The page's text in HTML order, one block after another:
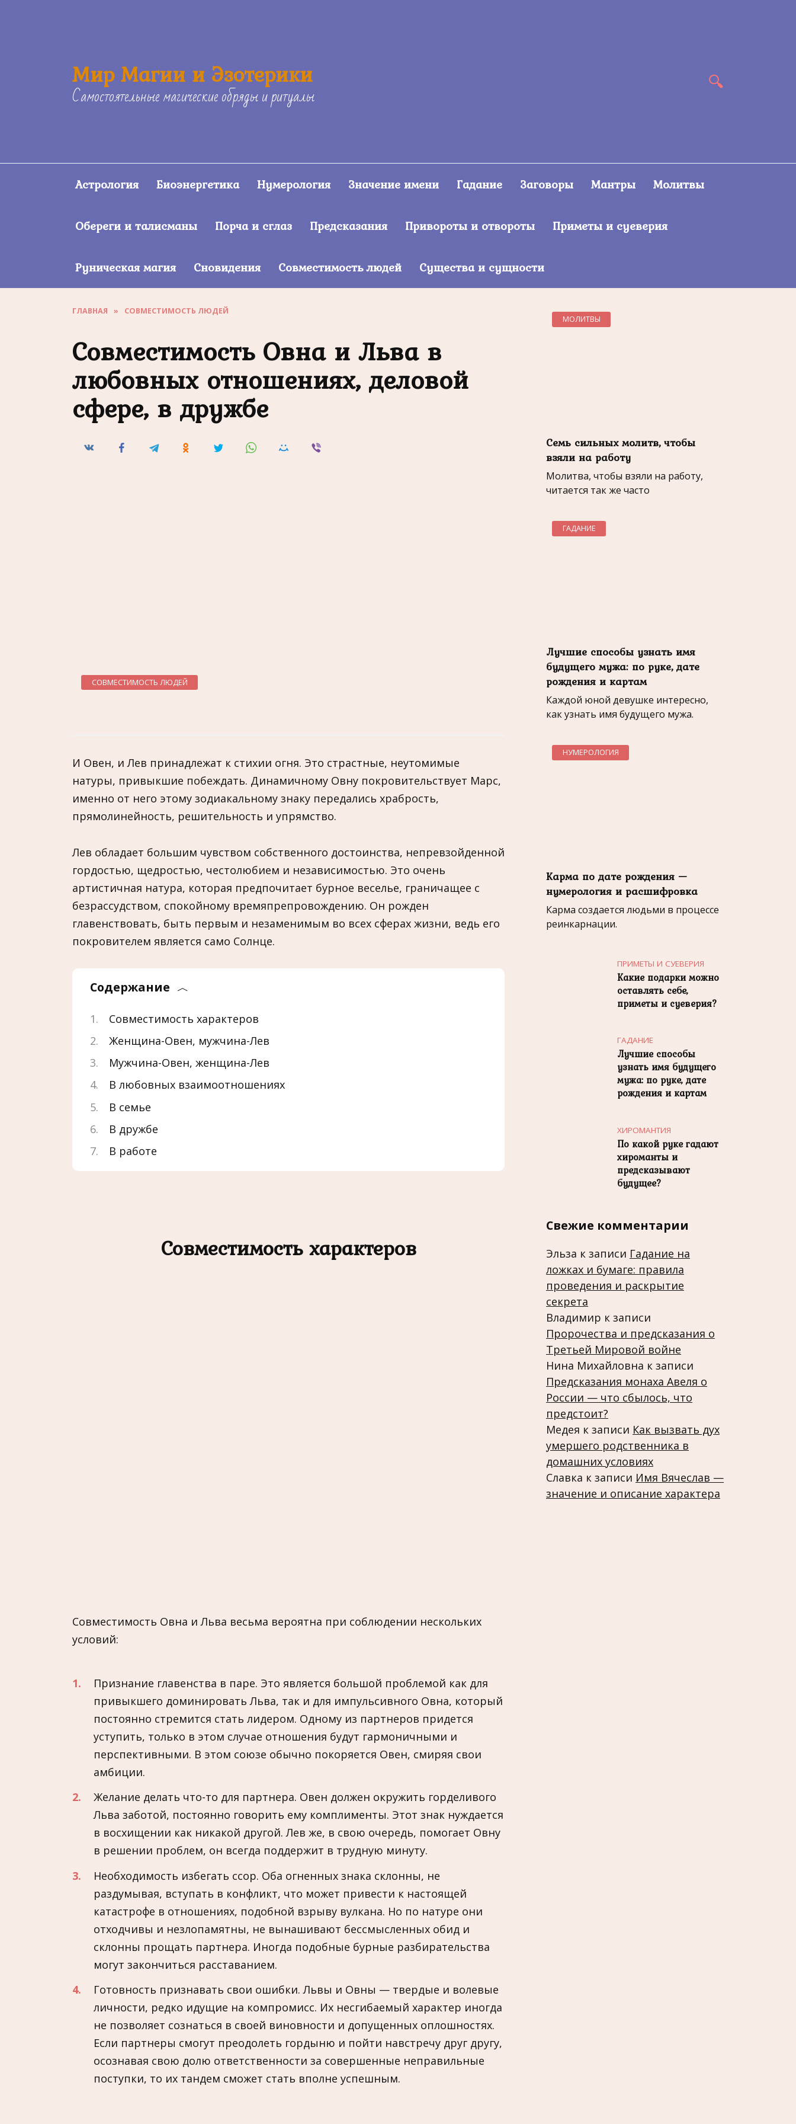
Мир Магии и Эзотерики
Самостоятельные магические обряды и ритуалы
Астрология Биоэнергетика Нумерология Значение имени Гадание Заговоры Мантры Молитвы
Обереги и талисманы Порча и сглаз Предсказания Привороты и отвороты Приметы и суеверия
Руническая магия Сновидения Совместимость людей Существа и сущности
ГЛАВНАЯ » СОВМЕСТИМОСТЬ ЛЮДЕЙ
Совместимость Овна и Льва в
любовных отношениях, деловой
сфере, в дружбе
СОВМЕСТИМОСТЬ ЛЮДЕЙ
И Овен, и Лев принадлежат к стихии огня. Это страстные, неутомимые
натуры, привыкшие побеждать. Динамичному Овну покровительствует Марс,
именно от него этому зодиакальному знаку передались храбрость,
прямолинейность, решительность и упрямство.
Лев обладает большим чувством собственного достоинства, непревзойденной
гордостью, щедростью, честолюбием и независимостью. Это очень
артистичная натура, которая предпочитает бурное веселье, граничащее с
безрассудством, спокойному времяпрепровождению. Он рожден
главенствовать, быть первым и незаменимым во всех сферах жизни, ведь его
покровителем является само Солнце.
Содержание
Совместимость характеров
Женщина-Овен, мужчина-Лев
Мужчина-Овен, женщина-Лев
В любовных взаимоотношениях
В семье
В дружбе
В работе
Совместимость характеров
Совместимость Овна и Льва весьма вероятна при соблюдении нескольких
условий:
Признание главенства в паре. Это является большой проблемой как для
привыкшего доминировать Льва, так и для импульсивного Овна, который
постоянно стремится стать лидером. Одному из партнеров придется
уступить, только в этом случае отношения будут гармоничными и
перспективными. В этом союзе обычно покоряется Овен, смиряя свои
амбиции.
Желание делать что-то для партнера. Овен должен окружить горделивого
Льва заботой, постоянно говорить ему комплименты. Этот знак нуждается
в восхищении как никакой другой. Лев же, в свою очередь, помогает Овну
в решении проблем, он всегда поддержит в трудную минуту.
Необходимость избегать ссор. Оба огненных знака склонны, не
раздумывая, вступать в конфликт, что может привести к настоящей
катастрофе в отношениях, подобной взрыву вулкана. Но по натуре они
отходчивы и незлопамятны, не вынашивают бессмысленных обид и
склонны прощать партнера. Иногда подобные бурные разбирательства
могут закончиться расставанием.
Готовность признавать свои ошибки. Львы и Овны — твердые и волевые
личности, редко идущие на компромисс. Их несгибаемый характер иногда
не позволяет сознаться в своей виновности и допущенных оплошностях.
Если партнеры смогут преодолеть гордыню и пойти навстречу друг другу,
осознавая свою долю ответственности за совершенные неправильные
поступки, то их тандем сможет стать вполне успешным.
МОЛИТВЫ
Семь сильных молитв, чтобы
взяли на работу
Молитва, чтобы взяли на работу,
читается так же часто
ГАДАНИЕ
Лучшие способы узнать имя
будущего мужа: по руке, дате
рождения и картам
Каждой юной девушке интересно,
как узнать имя будущего мужа.
НУМЕРОЛОГИЯ
Карма по дате рождения —
нумерология и расшифровка
Карма создается людьми в процессе
реинкарнации.
ПРИМЕТЫ И СУЕВЕРИЯ
Какие подарки можно
оставлять себе,
приметы и суеверия?
ГАДАНИЕ
Лучшие способы
узнать имя будущего
мужа: по руке, дате
рождения и картам
ХИРОМАНТИЯ
По какой руке гадают
хироманты и
предсказывают
будущее?
Свежие комментарии
Эльза к записи Гадание на
ложках и бумаге: правила
проведения и раскрытие
секрета
Владимир к записи
Пророчества и предсказания о
Третьей Мировой войне
Нина Михайловна к записи
Предсказания монаха Авеля о
России — что сбылось, что
предстоит?
Медея к записи Как вызвать дух
умершего родственника в
домашних условиях
Славка к записи Имя Вячеслав —
значение и описание характера